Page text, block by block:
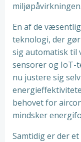
miljøpåvirkningen.
En af de
teknologi, der
sig automatisk til
sensorer og IoT-
nu justere sig
behovet for
mindsker
Samtidig er der